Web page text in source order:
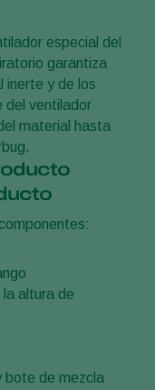
especial del
garantiza
inerte y de los
del ventilador
material hasta
altura de
bote de mezcla